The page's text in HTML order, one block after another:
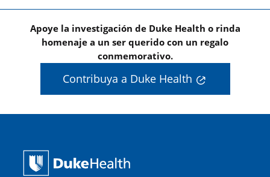
Apoye la investigación de Duke Health o rinda
homenaje a un ser querido con un regalo
conmemorativo.
Contribuya a Duke Health